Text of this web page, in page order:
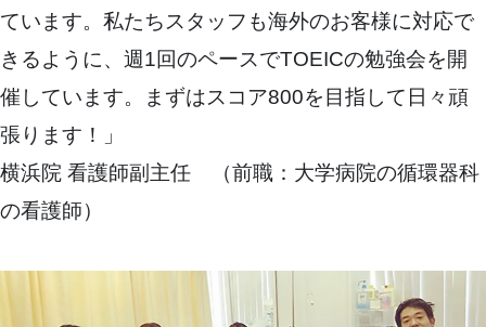
ています。私たちスタッフも海外のお客様に対応で
きるように、週1回のペースでTOEICの勉強会を開
催しています。まずはスコア800を目指して日々頑
張ります！」
横浜院 看護師副主任 （前職：大学病院の循環器科
の看護師）